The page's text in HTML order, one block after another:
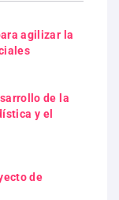
agilizar la
de la
y el
de